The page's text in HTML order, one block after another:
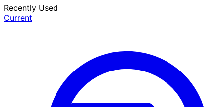
Recently Used
Current